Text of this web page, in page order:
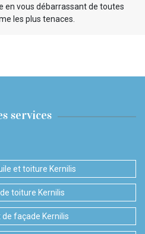
en vous débarrassant de toutes
les plus tenaces.
services
et toiture Kernilis
toiture Kernilis
de façade Kernilis